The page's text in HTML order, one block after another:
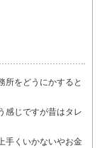
所をどうにかすると
感じですが昔はタレ
手くいかないやお金